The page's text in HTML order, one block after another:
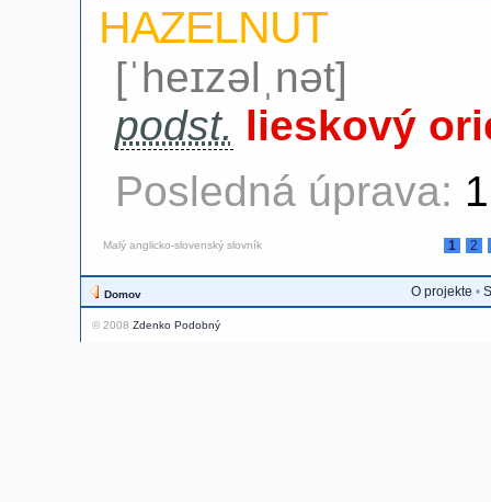
HAZELNUT
[ˈheɪzəlˌnət]
podst. lieskový
Posledná úprava:
Malý anglicko-slovenský slovník 1 2
Domov O projekte •
© 2008 Zdenko Podobný